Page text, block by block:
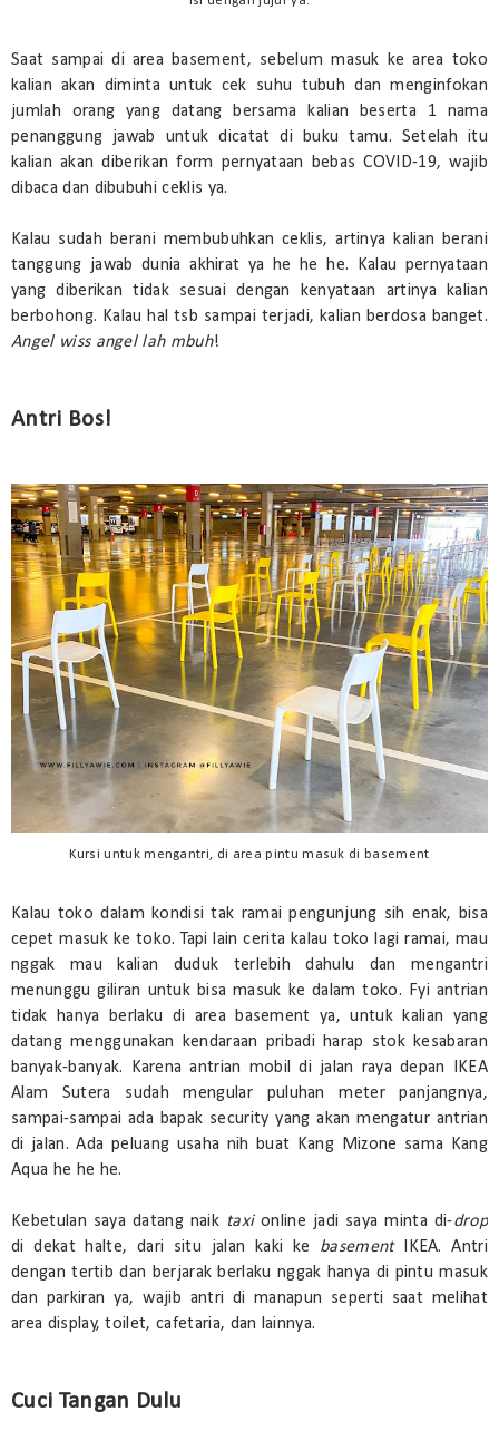
Saat sampai di area basement, sebelum masuk ke area toko
kalian akan diminta untuk cek suhu tubuh dan menginfokan
jumlah orang yang datang bersama kalian beserta 1 nama
penanggung jawab untuk dicatat di buku tamu. Setelah itu
kalian akan diberikan form pernyataan bebas COVID-19, wajib
dibaca dan dibubuhi ceklis ya.
Kalau sudah berani membubuhkan ceklis, artinya kalian berani
tanggung jawab dunia akhirat ya he he he. Kalau pernyataan
yang diberikan tidak sesuai dengan kenyataan artinya kalian
berbohong. Kalau hal tsb sampai terjadi, kalian berdosa banget.
Angel wiss angel lah mbuh!
Antri Bos!
Kursi untuk mengantri, di area pintu masuk di basement
Kalau toko dalam kondisi tak ramai pengunjung sih enak, bisa
cepet masuk ke toko. Tapi lain cerita kalau toko lagi ramai, mau
nggak mau kalian duduk terlebih dahulu dan mengantri
menunggu giliran untuk bisa masuk ke dalam toko. Fyi antrian
tidak hanya berlaku di area basement ya, untuk kalian yang
datang menggunakan kendaraan pribadi harap stok kesabaran
banyak-banyak. Karena antrian mobil di jalan raya depan IKEA
Alam Sutera sudah mengular puluhan meter panjangnya,
sampai-sampai ada bapak security yang akan mengatur antrian
di jalan. Ada peluang usaha nih buat Kang Mizone sama Kang
Aqua he he he.
Kebetulan saya datang naik taxionline jadi saya minta di-drop
di dekat halte, dari situ jalan kaki ke basementIKEA. Antri
dengan tertib dan berjarak berlaku nggak hanya di pintu masuk
dan parkiran ya, wajib antri di manapun seperti saat melihat
area display, toilet, cafetaria, dan lainnya.
Cuci Tangan Dulu